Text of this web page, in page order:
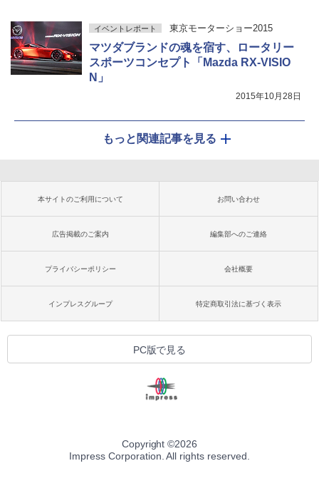
イベントレポート 東京モーターショー2015
マツダブランドの魂を宿す、ロータリー
スポーツコンセプト「Mazda RX-VISIO
N」
2015年10月28日
もっと関連記事を見る
本サイトのご利用について お問い合わせ
広告掲載のご案内 編集部へのご連絡
プライバシーポリシー 会社概要
インプレスグループ 特定商取引法に基づく表示
PC版で見る
Copyright ©2026
Impress Corporation. All rights reserved.